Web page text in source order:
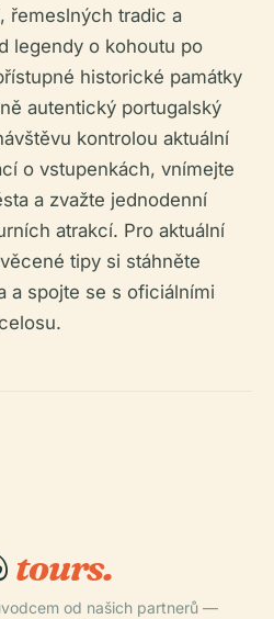
řemeslných tradic a
legendy o kohoutu po
historické památky
autentický portugalský
kontrolou aktuální
o vstupenkách, vnímejte
a zvažte jednodenní
atrakcí. Pro aktuální
tipy si stáhněte
a spojte se s oficiálními
tours.
od našich partnerů —